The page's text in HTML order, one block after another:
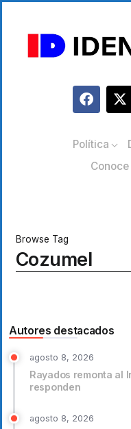
Política
Browse Tag
Cozumel
Autores destacados
agosto 8, 2026
Rayados remonta al
responden
agosto 8, 2026